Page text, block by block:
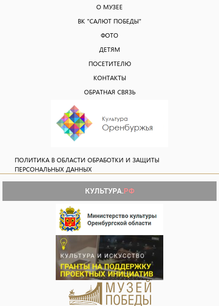
О МУЗЕЕ
ВК "САЛЮТ ПОБЕДЫ"
ФОТО
ДЕТЯМ
ПОСЕТИТЕЛЮ
КОНТАКТЫ
ОБРАТНАЯ СВЯЗЬ
ПОЛИТИКА В ОБЛАСТИ ОБРАБОТКИ И ЗАЩИТЫ
ПЕРСОНАЛЬНЫХ ДАННЫХ